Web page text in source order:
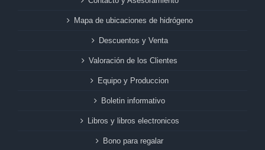
Mapa de ubicaciones de hidrógeno
Descuentos y Venta
Valoración de los Clientes
Equipo y Produccion
Boletin informativo
Libros y libros electronicos
Bono para regalar